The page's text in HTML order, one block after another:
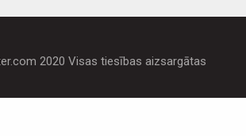
2020 Visas tiesības aizsargātas